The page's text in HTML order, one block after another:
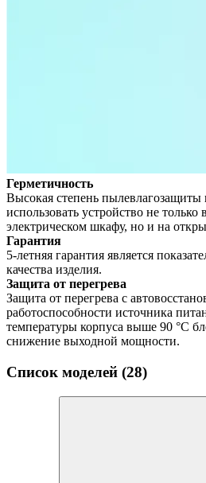
Герметичность
Высокая степень пылевлагозащиты
использовать устройство не
электрическом шкафу, но и на
Гарантия
5-летняя гарантия является
качества изделия.
Защита от перегрева
Защита от перегрева с
работоспособности источника
температуры корпуса выше 90 °С
снижение выходной мощности.
Список моделей (28)